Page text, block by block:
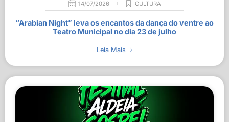
14/07/2026 CULTURA
“Arabian Night” leva os encantos da dança do ventre ao
Teatro Municipal no dia 23 de julho
Leia Mais